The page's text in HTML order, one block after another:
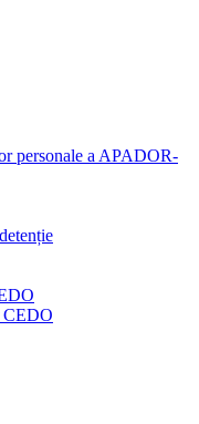
personale a APADOR-
CEDO